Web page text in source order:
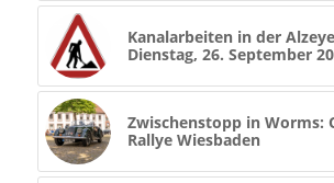
Kanalarbeiten in der
Dienstag, 26. September
Zwischenstopp in Worms:
Rallye Wiesbaden